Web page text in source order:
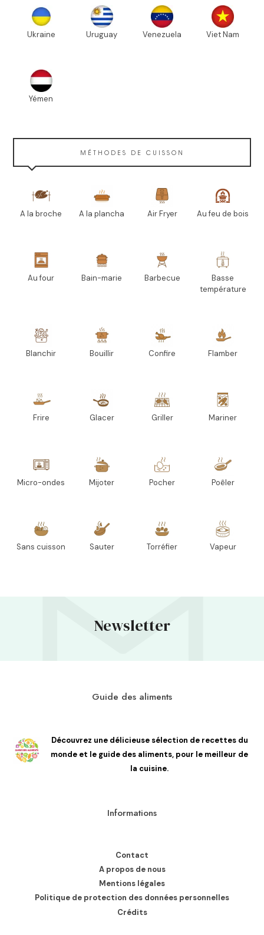
Ukraine Uruguay Venezuela Viet Nam
Yémen
MÉTHODES DE CUISSON
A la broche A la plancha Air Fryer Au feu de bois
Au four Bain-marie Barbecue
Basse
température
Blanchir Bouillir Confire Flamber
Frire Glacer Griller Mariner
Micro-ondes Mijoter Pocher Poêler
Sans cuisson Sauter Torréfier Vapeur
Newsletter
Guide des aliments
Découvrez une délicieuse sélection de recettes du
monde et le guide des aliments, pour le meilleur de
la cuisine.
Informations
Contact
A propos de nous
Mentions légales
Politique de protection des données personnelles
Crédits